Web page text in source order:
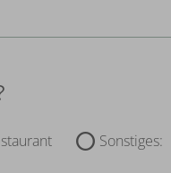
Sonstiges: